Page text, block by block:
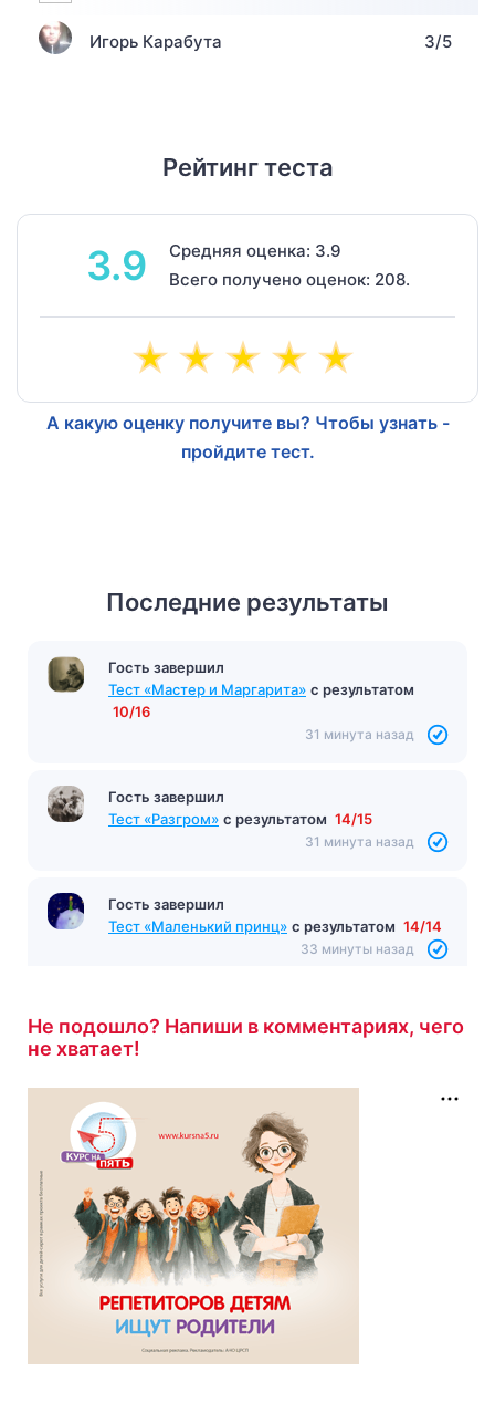
Игорь Карабута 3/5
Рейтинг теста
3.9
Средняя оценка: 3.9
Всего получено оценок: 208.
А какую оценку получите вы? Чтобы узнать -
пройдите тест.
Последние результаты
Гость завершил
Тест «Мастер и Маргарита» с результатом
10/16
31 минута назад
Гость завершил
Тест «Разгром» с результатом 14/15
31 минута назад
Гость завершил
Тест «Маленький принц» с результатом 14/14
33 минуты назад
Не подошло? Напиши в комментариях, чего
не хватает!